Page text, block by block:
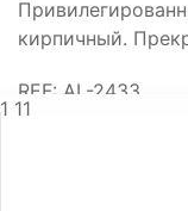
кирпичный.
REF: AL-2433
1 11